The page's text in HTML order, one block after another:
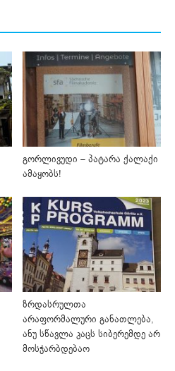
გორლივუდი – პატარა ქალაქი
ამაყობს!
ზრდასრულთა
არაფორმალური განათლება,
ანუ სწავლა კაცს სიბერემდე არ
მოსჭარბდებაო